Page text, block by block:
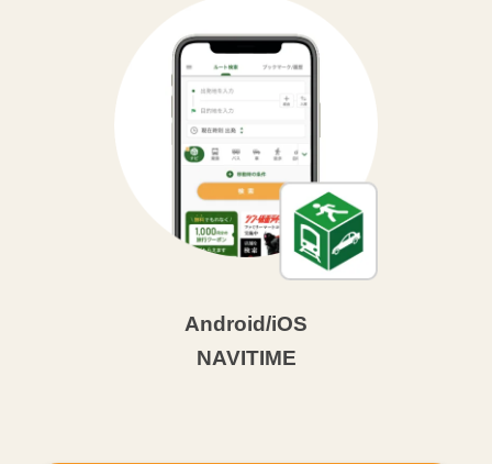
Android/iOS
NAVITIME